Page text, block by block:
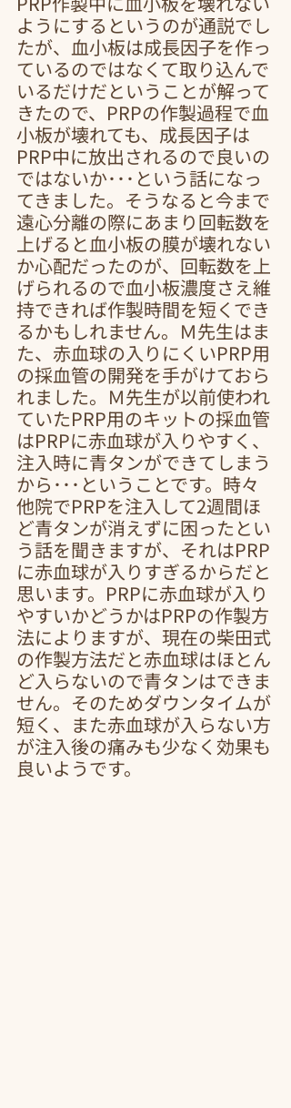
ようにするというのが通説でし
たが、血小板は成長因子を作っ
ているのではなくて取り込んで
いるだけだということが解って
きたので、PRPの作製過程で血
小板が壊れても、成長因子は
PRP中に放出されるので良いの
ではないか･･･という話になっ
てきました。そうなると今まで
遠心分離の際にあまり回転数を
上げると血小板の膜が壊れない
か心配だったのが、回転数を上
げられるので血小板濃度さえ維
持できれば作製時間を短くでき
るかもしれません。Ｍ先生はま
た、赤血球の入りにくいPRP用
の採血管の開発を手がけておら
れました。Ｍ先生が以前使われ
ていたPRP用のキットの採血管
はPRPに赤血球が入りやすく、
注入時に青タンができてしまう
から･･･ということです。時々
他院でPRPを注入して2週間ほ
ど青タンが消えずに困ったとい
う話を聞きますが、それはPRP
に赤血球が入りすぎるからだと
思います。PRPに赤血球が入り
やすいかどうかはPRPの作製方
法によりますが、現在の柴田式
の作製方法だと赤血球はほとん
ど入らないので青タンはできま
せん。そのためダウンタイムが
短く、また赤血球が入らない方
が注入後の痛みも少なく効果も
良いようです。